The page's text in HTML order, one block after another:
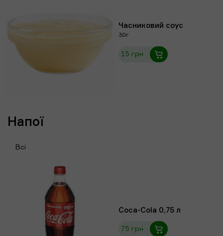
Часниковий соус
30г
15 грн
Напої
Всі
Coca-Cola 0,75 л
75 грн